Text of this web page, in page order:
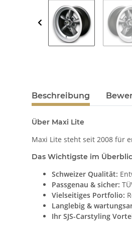
Beschreibung
Über Maxi Lite
Maxi Lite steht seit 2008 für
Das Wichtigste im
Schweizer Qualität:
Passgenau & sicher:
Vielseitiges Portfolio:
Langlebig &
Ihr SJS-Carstyling